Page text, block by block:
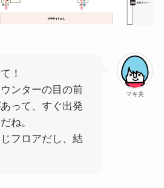
マキ美
！
ンターの目の前
って、すぐ出発
ね。
フロアだし、結